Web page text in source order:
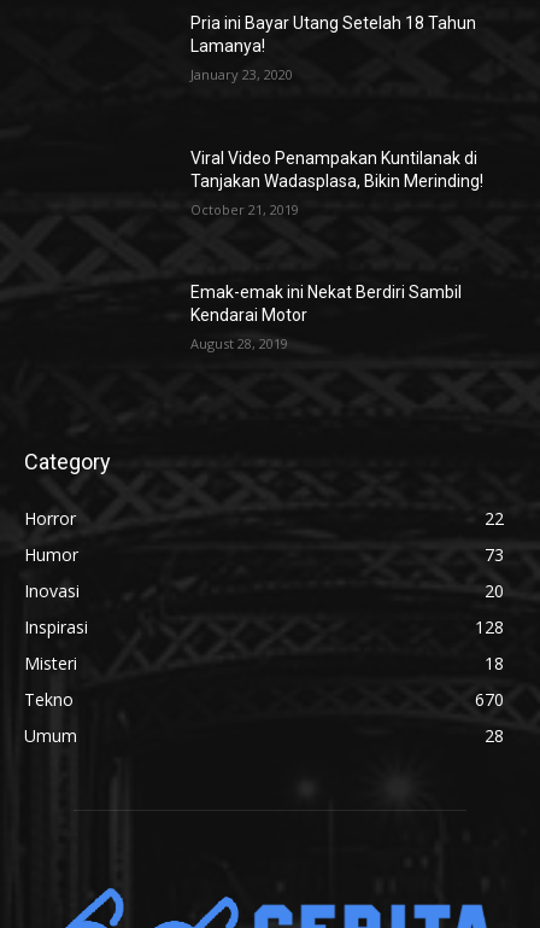
Pria ini Bayar Utang Setelah 18 Tahun
Lamanya!
January 23, 2020
Viral Video Penampakan Kuntilanak di
Tanjakan Wadasplasa, Bikin Merinding!
October 21, 2019
Emak-emak ini Nekat Berdiri Sambil
Kendarai Motor
August 28, 2019
Category
Horror
22
Humor
73
Inovasi
20
Inspirasi
128
Misteri
18
Tekno
670
Umum
28